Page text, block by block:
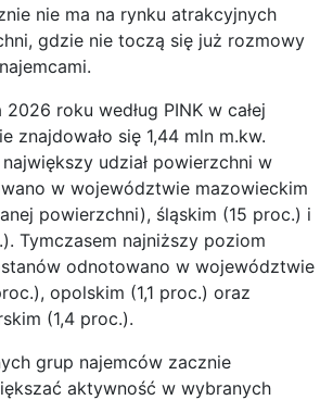
nie ma na rynku atrakcyjnych
gdzie nie toczą się już rozmowy
roku według PINK w całej
znajdowało się 1,44 mln m.kw.
udział powierzchni w
w województwie mazowieckim
powierzchni), śląskim (15 proc.) i
Tymczasem najniższy poziom
odnotowano w województwie
opolskim (1,1 proc.) oraz
(1,4 proc.).
grup najemców zacznie
aktywność w wybranych